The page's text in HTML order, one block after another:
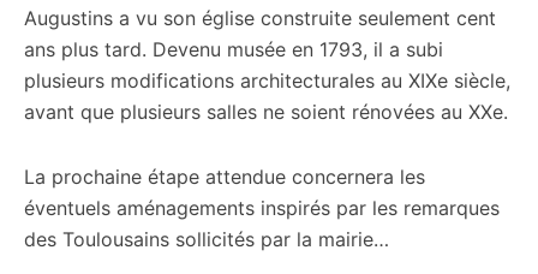
Augustins a vu son église construite seulement cent
ans plus tard. Devenu musée en 1793, il a subi
plusieurs modifications architecturales au XIXe siècle,
avant que plusieurs salles ne soient rénovées au XXe.
La prochaine étape attendue concernera les
éventuels aménagements inspirés par les remarques
des Toulousains sollicités par la mairie…